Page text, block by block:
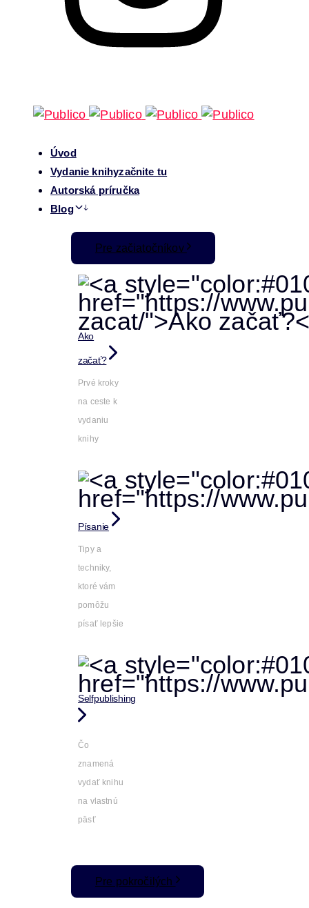
Úvod
Vydanie knihyzačnite tu
Autorská príručka
Blog
Pre začiatočníkov
Ako
začať?
Prvé kroky
na ceste k
vydaniu
knihy
Písanie
Tipy a
techniky,
ktoré vám
pomôžu
písať lepšie
Selfpublishing
Čo
znamená
vydať knihu
na vlastnú
päsť
Pre pokročilých